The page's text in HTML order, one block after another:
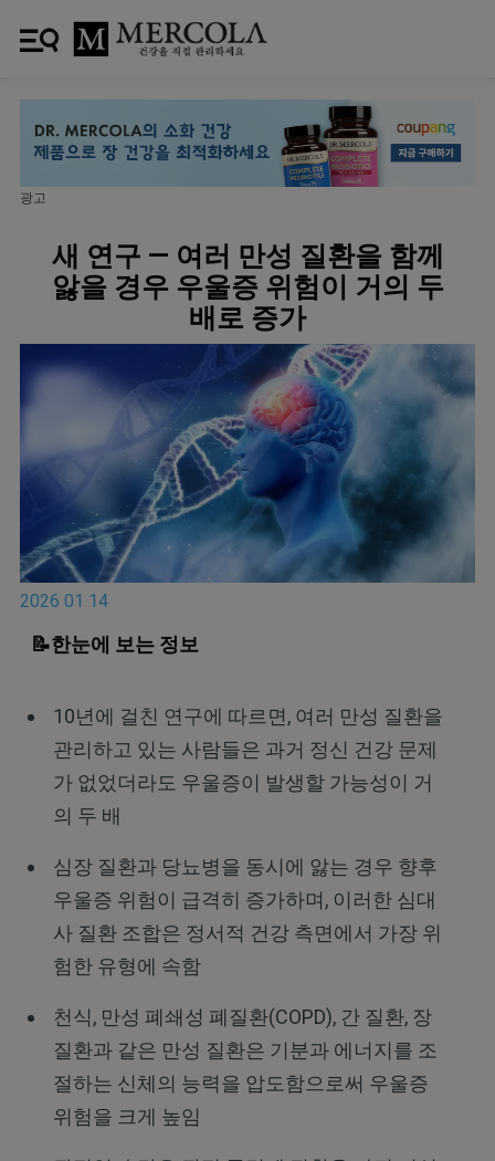
광고
새 연구 — 여러 만성 질환을 함께
앓을 경우 우울증 위험이 거의 두
배로 증가
2026 01 14
📝한눈에 보는 정보
10년에 걸친 연구에 따르면, 여러 만성 질환을
관리하고 있는 사람들은 과거 정신 건강 문제
가 없었더라도 우울증이 발생할 가능성이 거
의 두 배
심장 질환과 당뇨병을 동시에 앓는 경우 향후
우울증 위험이 급격히 증가하며, 이러한 심대
사 질환 조합은 정서적 건강 측면에서 가장 위
험한 유형에 속함
천식, 만성 폐쇄성 폐질환(COPD), 간 질환, 장
질환과 같은 만성 질환은 기분과 에너지를 조
절하는 신체의 능력을 압도함으로써 우울증
위험을 크게 높임